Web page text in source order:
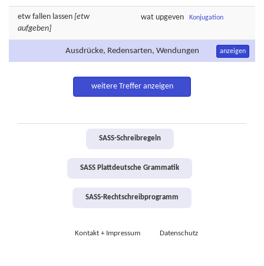
etw fallen lassen [etw
aufgeben]
wat upgeven Konjugation
Ausdrücke, Redensarten, Wendungen anzeigen
weitere Treffer anzeigen
SASS-Schreibregeln
SASS Plattdeutsche Grammatik
SASS-Rechtschreibprogramm
Kontakt + Impressum Datenschutz